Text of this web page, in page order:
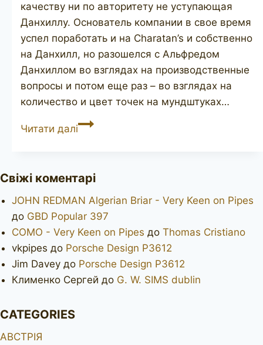
качеству ни по авторитету не уступающая
Данхиллу. Основатель компании в свое время
успел поработать и на Charatan’s и собственно
на Данхилл, но разошелся с Альфредом
Данхиллом во взглядах на производственные
вопросы и потом еще раз – во взглядах на
количество и цвет точек на мундштуках…
Читати даліSASIENI
Свіжі коментарі
JOHN REDMAN Algerian Briar - Very Keen on Pipes
до GBD Popular 397
COMO - Very Keen on Pipes до Thomas Cristiano
vkpipes до Porsche Design P3612
Jim Davey до Porsche Design P3612
Клименко Сергей до G. W. SIMS dublin
CATEGORIES
АВСТРІЯ